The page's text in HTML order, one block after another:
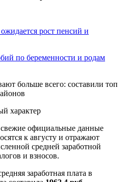
рост пенсий и
по беременности и родам
характер
официальные данные
к августу и отражают
средней заработной
и взносов.
заработная плата в